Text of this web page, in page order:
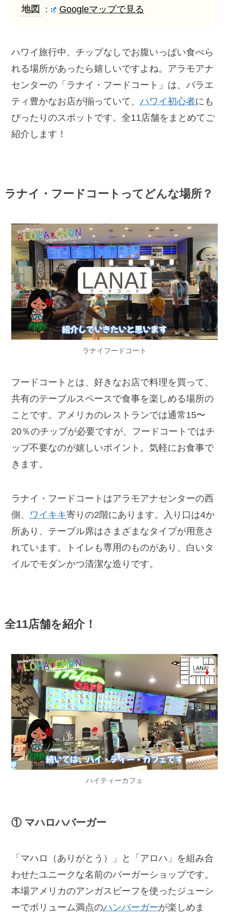
地図
： Googleマップで見る
ハワイ旅行中、チップなしでお腹いっぱい食べら
れる場所があったら嬉しいですよね。アラモアナ
センターの「ラナイ・フードコート」は、バラエ
ティ豊かなお店が揃っていて、ハワイ初心者にも
ぴったりのスポットです。全11店舗をまとめてご
紹介します！
ラナイ・フードコートってどんな場所？
ラナイフードコート
フードコートとは、好きなお店で料理を買って、
共有のテーブルスペースで食事を楽しめる場所の
ことです。アメリカのレストランでは通常15〜
20％のチップが必要ですが、フードコートではチ
ップ不要なのが嬉しいポイント。気軽にお食事で
きます。
ラナイ・フードコートはアラモアナセンターの西
側、 ワイキキ寄りの2階にあります。入り口は4か
所あり、テーブル席はさまざまなタイプが用意さ
れています。トイレも専用のものがあり、白いタ
イルでモダンかつ清潔な造りです。
全11店舗を紹介！
ハイティーカフェ
① マハロハバーガー
「マハロ（ありがとう）」と「アロハ」を組み合
わせたユニークな名前のバーガーショップです。
本場アメリカのアンガスビーフを使ったジューシ
ーでボリューム満点のハンバーガーが楽しめま